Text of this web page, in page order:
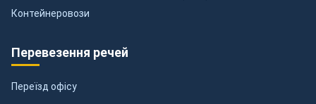
Контейнеровози
Перевезення речей
Переїзд офісу